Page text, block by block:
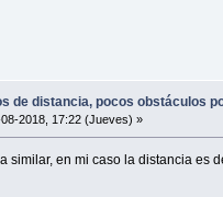
de distancia, pocos obstáculos
08-2018, 17:22 (Jueves) »
similar, en mi caso la distancia